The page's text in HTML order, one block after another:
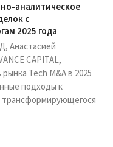
аналитическое
с
2025 года
Анастасией
CAPITAL,
Tech M&A в 2025
подходы к
трансформирующегося